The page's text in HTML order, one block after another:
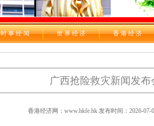
时 事 经 闻 世 界 经 济 香 港 经 济
广西抢险救灾新闻发布
香港经济网：www.hkfe.hk 发布时间：2026-07-